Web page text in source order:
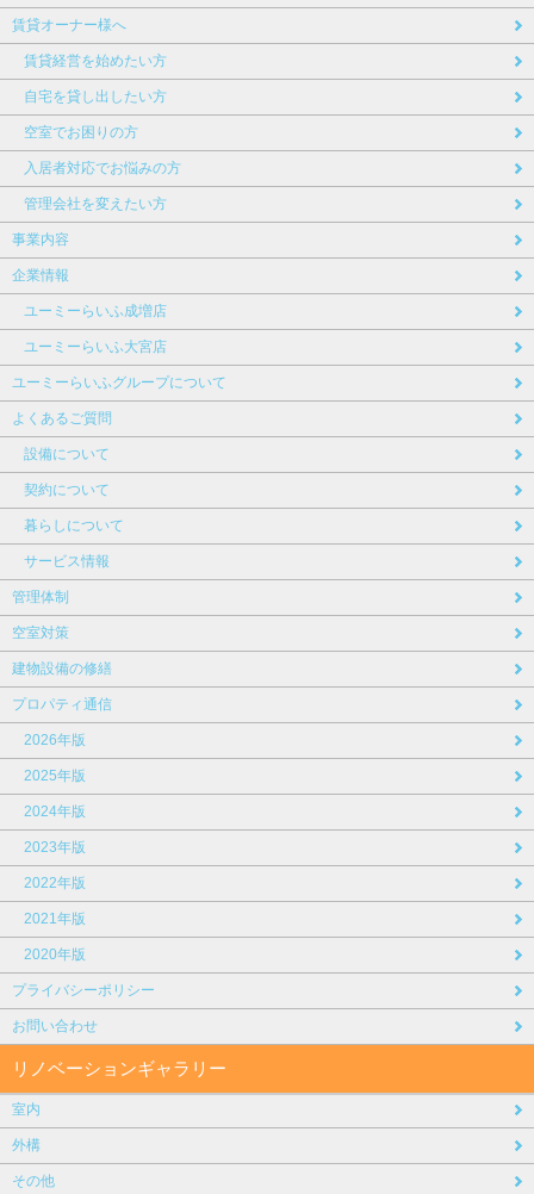
賃貸オーナー様へ
賃貸経営を始めたい方
自宅を貸し出したい方
空室でお困りの方
入居者対応でお悩みの方
管理会社を変えたい方
事業内容
企業情報
ユーミーらいふ成増店
ユーミーらいふ大宮店
ユーミーらいふグループについて
よくあるご質問
設備について
契約について
暮らしについて
サービス情報
管理体制
空室対策
建物設備の修繕
プロパティ通信
2026年版
2025年版
2024年版
2023年版
2022年版
2021年版
2020年版
プライバシーポリシー
お問い合わせ
リノベーションギャラリー
室内
外構
その他